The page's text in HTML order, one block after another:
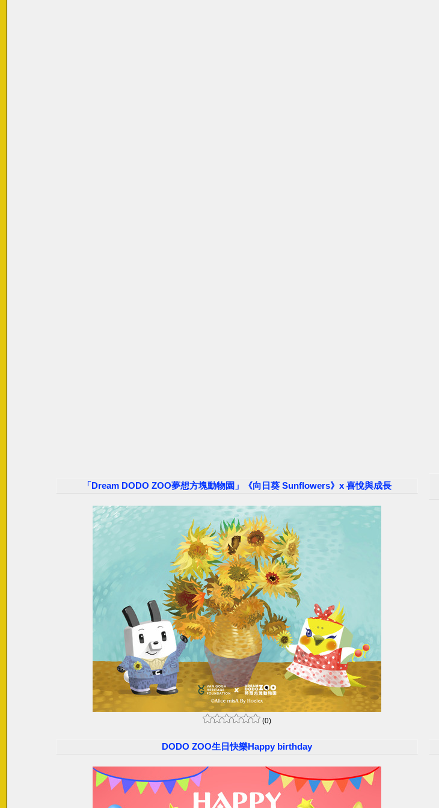
「Dream DODO ZOO夢想方塊動物園」《向日葵 Sunflowers》x 喜悅與成長
(0)
DODO ZOO生日快樂Happy birthday